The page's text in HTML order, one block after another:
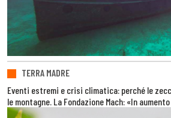
TERRA MADRE
Eventi estremi e crisi climatica: perché le
le montagne. La Fondazione Mach: «In